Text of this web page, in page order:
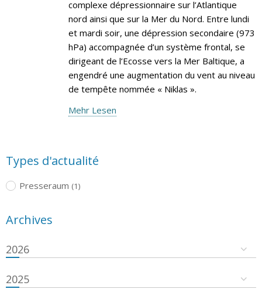
complexe dépressionnaire sur l’Atlantique
nord ainsi que sur la Mer du Nord. Entre lundi
et mardi soir, une dépression secondaire (973
hPa) accompagnée d’un système frontal, se
dirigeant de l’Ecosse vers la Mer Baltique, a
engendré une augmentation du vent au niveau
de tempête nommée « Niklas ».
Mehr Lesen
Types d'actualité
Presseraum (1)
Archives
2026
2025